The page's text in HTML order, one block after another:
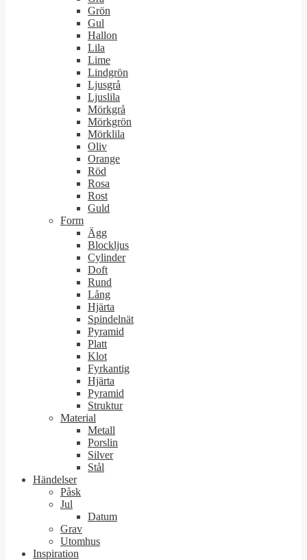
Grön
Gul
Hallon
Lila
Lime
Lindgrön
Ljusgrå
Ljuslila
Mörkgrå
Mörkgrön
Mörklila
Oliv
Orange
Röd
Rosa
Rost
Guld
Form
Ägg
Blockljus
Cylinder
Doft
Rund
Lång
Hjärta
Spindelnät
Pyramid
Platt
Klot
Fyrkantig
Hjärta
Pyramid
Struktur
Material
Metall
Porslin
Silver
Stål
Händelser
Påsk
Jul
Datum
Grav
Utomhus
Inspiration